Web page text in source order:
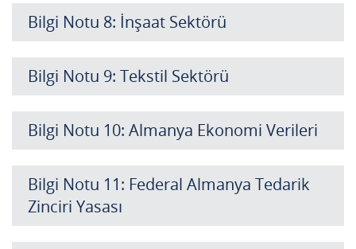
Bilgi Notu 8: İnşaat Sektörü
Bilgi Notu 9: Tekstil Sektörü
Bilgi Notu 10: Almanya Ekonomi Verileri
Bilgi Notu 11: Federal Almanya Tedarik
Zinciri Yasası